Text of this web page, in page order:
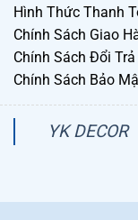
Hình Thức Thanh
Chính Sách Giao
Chính Sách Đổi
Chính Sách Bảo
YK DECOR